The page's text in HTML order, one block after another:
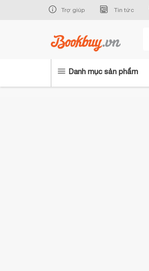
Trợ giúp Tin tức
Danh mục sản phẩm